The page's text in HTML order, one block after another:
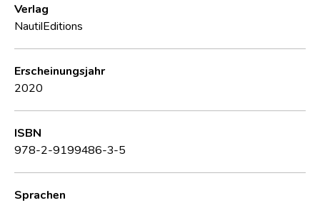
Verlag
NautilEditions
Erscheinungsjahr
2020
ISBN
978-2-9199486-3-5
Sprachen